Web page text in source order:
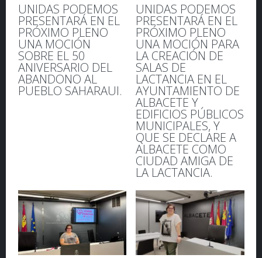
UNIDAS PODEMOS
PRESENTARÁ EN EL
PRÓXIMO PLENO
UNA MOCIÓN
SOBRE EL 50
ANIVERSARIO DEL
ABANDONO AL
PUEBLO SAHARAUI.
UNIDAS PODEMOS
PRESENTARÁ EN EL
PRÓXIMO PLENO
UNA MOCIÓN PARA
LA CREACIÓN DE
SALAS DE
LACTANCIA EN EL
AYUNTAMIENTO DE
ALBACETE Y
EDIFICIOS PÚBLICOS
MUNICIPALES, Y
QUE SE DECLARE A
ALBACETE COMO
CIUDAD AMIGA DE
LA LACTANCIA.